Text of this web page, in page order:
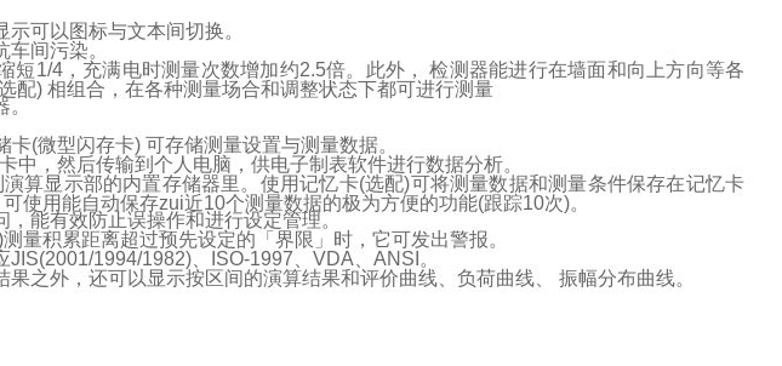
可以图标与文本间切换。
间污染。
短1/4，充满电时测量次数增加约2.5倍。此外， 检测器能进行在墙面和向上方向等各
配) 相组合，在各种测量场合和调整状态下都可进行测量
(微型闪存卡) 可存储测量设置与测量数据。
中，然后传输到个人电脑，供电子制表软件进行数据分析。
算显示部的内置存储器里。使用记忆卡(选配)可将测量数据和测量条件保存在记忆卡
使用能自动保存zui近10个测量数据的极为方便的功能(跟踪10次)。
能有效防止误操作和进行设定管理。
量积累距离超过预先设定的「界限」时，它可发出警报。
1994/1982)、ISO-1997、VDA、ANSI。
之外，还可以显示按区间的演算结果和评价曲线、负荷曲线、 振幅分布曲线。